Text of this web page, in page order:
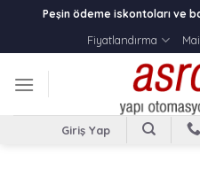
content
Peşin ödeme iskontoları ve
Fiyatlandırma
Giriş Yap